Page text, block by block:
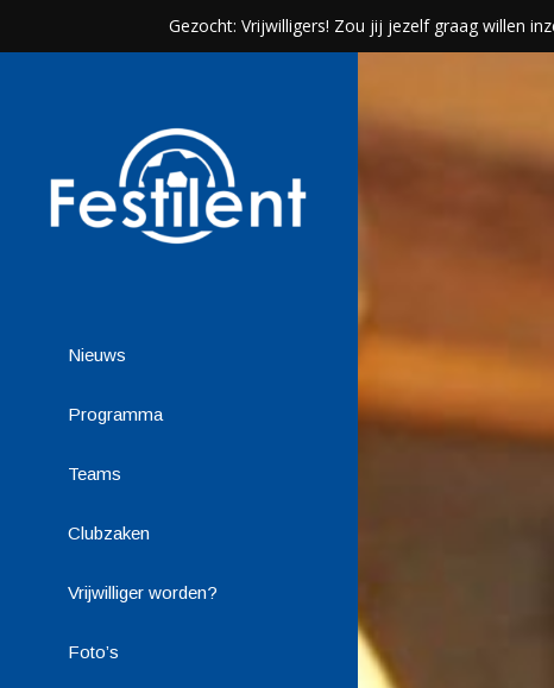
Gezocht: Vrijwilligers! Zou jij jezelf graag willen
Nieuws
Programma
Teams
Clubzaken
Vrijwilliger worden?
Foto’s